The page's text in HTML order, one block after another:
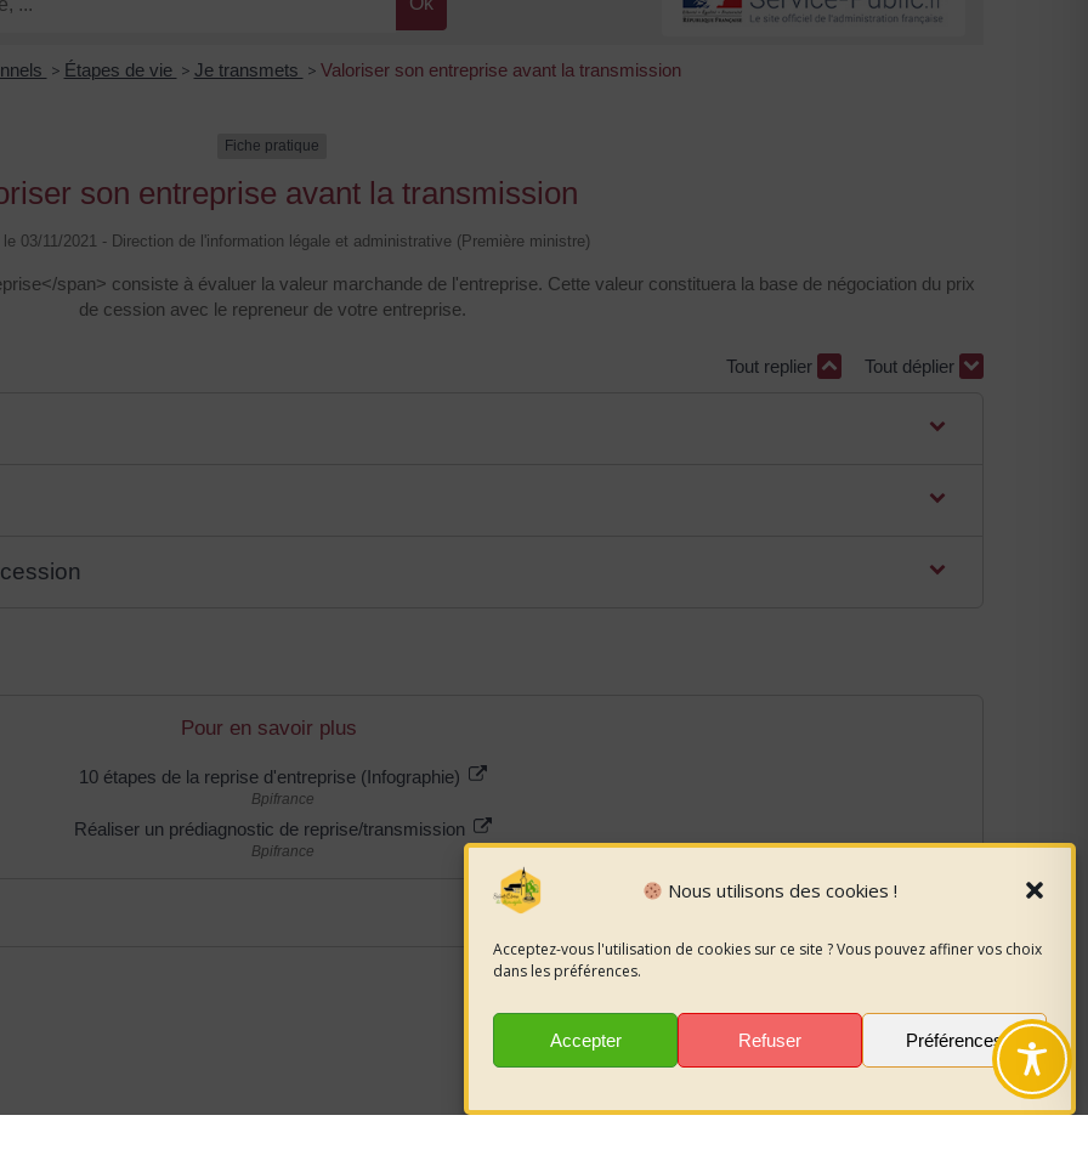
Nous utilisons des cookies !
Acceptez-vous l'utilisation de cookies sur ce site ? Vous pouvez affiner vos choix
dans les préférences.
Accepter Refuser Préférences
> Étapes de vie > Je transmets > Valoriser son entreprise avant la transmission
Fiche pratique
son entreprise avant la transmission
03/11/2021 - Direction de l'information légale et administrative (Première ministre)
span> consiste à évaluer la valeur marchande de l'entreprise. Cette valeur constituera la base de négociation du prix
de cession avec le repreneur de votre entreprise.
Tout replier Tout déplier
Pour en savoir plus
10 étapes de la reprise d'entreprise (Infographie)
Bpifrance
Réaliser un prédiagnostic de reprise/transmission
Bpifrance